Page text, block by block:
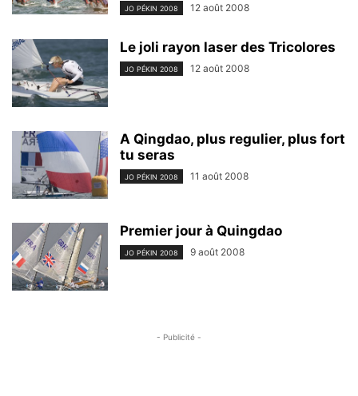
JO PÉKIN 2008 12 août 2008
Le joli rayon laser des Tricolores
JO PÉKIN 2008 12 août 2008
A Qingdao, plus regulier, plus fort
tu seras
JO PÉKIN 2008 11 août 2008
Premier jour à Quingdao
JO PÉKIN 2008 9 août 2008
- Publicité -